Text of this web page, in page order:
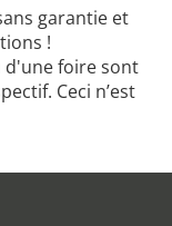
garantie et
!
d'une foire sont
Ceci n’est